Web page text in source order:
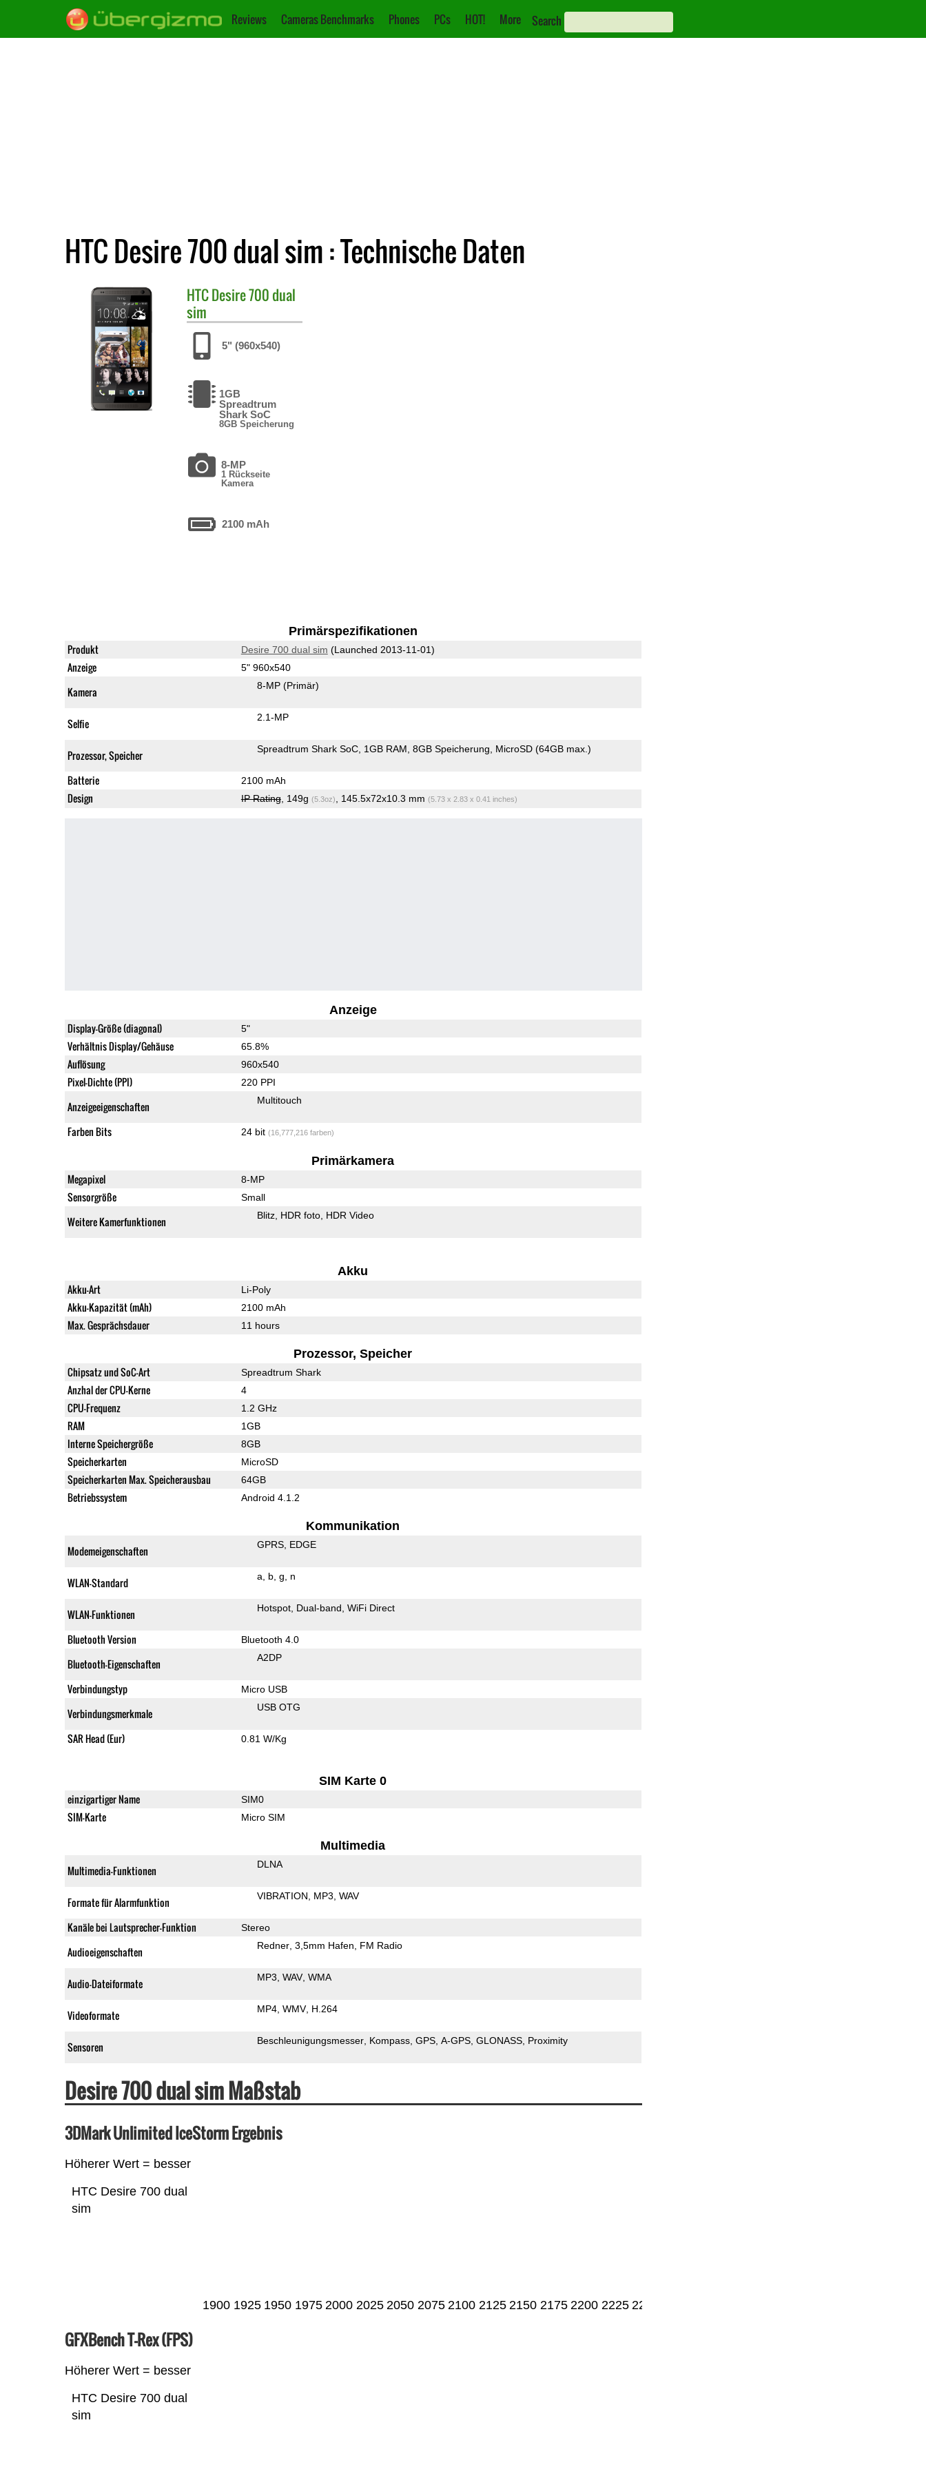
Reviews Cameras Benchmarks Phones PCs HOT! More Search
HTC Desire 700 dual sim : Technische Daten
HTCDesire 700 dual
sim
5" (960x540)
1GB
Spreadtrum
Shark SoC
8GB Speicherung
8-MP
1 Rückseite
Kamera
2100 mAh
Primärspezifikationen
Produkt Desire 700 dual sim (Launched 2013-11-01)
Anzeige 5" 960x540
Kamera 8-MP (Primär)
Selfie 2.1-MP
Prozessor, Speicher Spreadtrum Shark SoC 1GB RAM 8GB Speicherung MicroSD (64GB max.)
Batterie 2100 mAh
Design IP Rating, 149g (5.3oz) , 145.5x72x10.3 mm (5.73 x 2.83 x 0.41 inches)
Anzeige
Display-Größe (diagonal) 5"
Verhältnis Display/Gehäuse 65.8%
Auflösung 960x540
Pixel-Dichte (PPI) 220 PPI
Anzeigeeigenschaften Multitouch
Farben Bits 24 bit (16,777,216 farben)
Primärkamera
Megapixel 8-MP
Sensorgröße Small
Weitere Kamerfunktionen Blitz HDR foto HDR Video
Akku
Akku-Art Li-Poly
Akku-Kapazität (mAh) 2100 mAh
Max. Gesprächsdauer 11 hours
Prozessor, Speicher
Chipsatz und SoC-Art Spreadtrum Shark
Anzhal der CPU-Kerne 4
CPU-Frequenz 1.2 GHz
RAM 1GB
Interne Speichergröße 8GB
Speicherkarten MicroSD
Speicherkarten Max. Speicherausbau 64GB
Betriebssystem Android 4.1.2
Kommunikation
Modemeigenschaften GPRS EDGE
WLAN-Standard a b g n
WLAN-Funktionen Hotspot Dual-band WiFi Direct
Bluetooth Version Bluetooth 4.0
Bluetooth-Eigenschaften A2DP
Verbindungstyp Micro USB
Verbindungsmerkmale USB OTG
SAR Head (Eur) 0.81 W/Kg
SIM Karte 0
einzigartiger Name SIM0
SIM-Karte Micro SIM
Multimedia
Multimedia-Funktionen DLNA
Formate für Alarmfunktion VIBRATION MP3 WAV
Kanäle bei Lautsprecher-Funktion Stereo
Audioeigenschaften Redner 3,5mm Hafen FM Radio
Audio-Dateiformate MP3 WAV WMA
Videoformate MP4 WMV H.264
Sensoren Beschleunigungsmesser Kompass GPS A-GPS GLONASS Proximity
Desire 700 dual sim Maßstab
3DMark Unlimited IceStorm Ergebnis
Höherer Wert = besser
HTC Desire 700 dual
sim
1900 1925 1950 1975 2000 2025 2050 2075 2100 2125 2150 2175 2200 2225 2250
GFXBench T-Rex (FPS)
Höherer Wert = besser
HTC Desire 700 dual
sim